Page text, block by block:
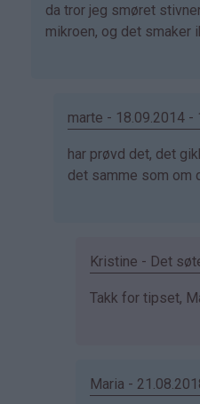
Som
svar
bekreftet)
da tror jeg smøret
mikroen, og det smaker
marte - 18.09.2014 -
Som
svar
(ikke
har prøvd det, det
det samme som om
Kristine - Det
Som
marte
Takk for tipset,
Maria -